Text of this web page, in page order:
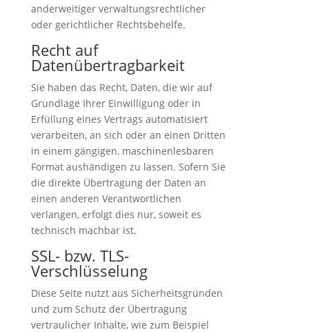
anderweitiger verwaltungsrechtlicher
oder gerichtlicher Rechtsbehelfe.
Recht auf
Datenübertragbarkeit
Sie haben das Recht, Daten, die wir auf
Grundlage Ihrer Einwilligung oder in
Erfüllung eines Vertrags automatisiert
verarbeiten, an sich oder an einen Dritten
in einem gängigen, maschinenlesbaren
Format aushändigen zu lassen. Sofern Sie
die direkte Übertragung der Daten an
einen anderen Verantwortlichen
verlangen, erfolgt dies nur, soweit es
technisch machbar ist.
SSL- bzw. TLS-
Verschlüsselung
Diese Seite nutzt aus Sicherheitsgründen
und zum Schutz der Übertragung
vertraulicher Inhalte, wie zum Beispiel